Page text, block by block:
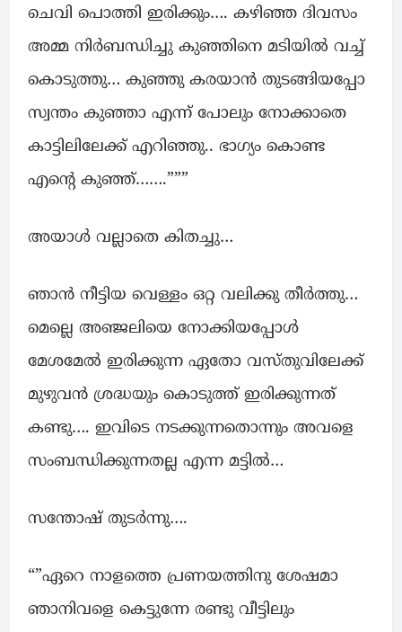
ചെവി പൊത്തി ഇരിക്കും…. കഴിഞ്ഞ ദിവസം
അമ്മ നിർബന്ധിച്ചു കുഞ്ഞിനെ മടിയിൽ വച്ച്
കൊടുത്തു… കുഞ്ഞു കരയാൻ തുടങ്ങിയപ്പോ
സ്വന്തം കുഞ്ഞാ എന്ന് പോലും നോക്കാതെ
കാട്ടിലിലേക്ക് എറിഞ്ഞു.. ഭാഗ്യം കൊണ്ട
എന്റെ കുഞ്ഞ്…….”””
അയാൾ വല്ലാതെ കിതച്ചു…
ഞാൻ നീട്ടിയ വെള്ളം ഒറ്റ വലിക്കു തീർത്തു…
മെല്ലെ അഞ്ജലിയെ നോക്കിയപ്പോൾ
മേശമേൽ ഇരിക്കുന്ന ഏതോ വസ്തുവിലേക്ക്
മുഴുവൻ ശ്രദ്ധയും കൊടുത്ത് ഇരിക്കുന്നത്
കണ്ടു…. ഇവിടെ നടക്കുന്നതൊന്നും അവളെ
സംബന്ധിക്കുന്നതല്ല എന്ന മട്ടിൽ…
സന്തോഷ്‌ തുടർന്നു….
“”ഏറെ നാളത്തെ പ്രണയത്തിനു ശേഷമാ
ഞാനിവളെ കെട്ടുന്നേ രണ്ടു വീട്ടിലും